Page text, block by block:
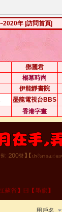
年 |訪問首頁|
鄧麗君
楊冪時尚
伊能靜書院
墨龍電視台BBS
香港字畫
用戶名